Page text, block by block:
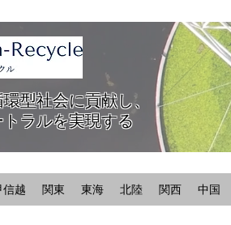
型社会に貢献し、
ラルを実現する
信越 関東 東海 北陸 関西 中国